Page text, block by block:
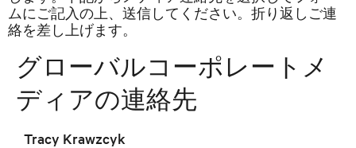
ムにご記入の上、送信してください。折り返しご連
絡を差し上げます。
グローバルコーポレートメ
ディアの連絡先
Tracy Krawzcyk